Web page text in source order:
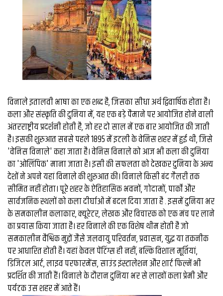
विनाले इतालवी भाषा का एक शब्द है, जिसका सीधा अर्थ द्विवार्षिक होता है।
कला और संस्कृति की दुनिया में, यह एक बड़े पैमाने पर आयोजित होने वाली
अंतरराष्ट्रीय प्रदर्शनी होती है, जो हर दो साल में एक बार आयोजित की जाती
है। इसकी शुरुआत सबसे पहले 1895 में इटली के वेनिस शहर में हुई थी, जिसे
'वेनिस विनाले' कहा जाता है। वेनिस विनाले को आज भी कला की दुनिया
का 'ओलिंपिक' माना जाता है। इसी की सफलता को देखकर दुनिया के अन्य
देशों ने अपने यहां विनाले की शुरुआत की। विनाले किसी बंद गैलरी तक
सीमित नहीं होता। पूरे शहर के ऐतिहासिक भवनों, गोदामों, पार्कों और
सार्वजनिक स्थलों को कला दीर्घाओं में बदल दिया जाता है . इसमें दुनिया भर
के समकालीन कलाकार, क्यूरेटर, लेखक और विचारक को एक मंच पर लाने
का प्रयास किया जाता है। हर विनाले की एक विशेष थीम होती है जो
समकालीन वैश्विक मुद्दों जैसे जलवायु परिवर्तन, प्रवासन, युद्ध या तकनीक
पर आधारित होती है। यहां केवल पेंटिंग्स ही नहीं, बल्कि विशाल मूर्तियां,
डिजिटल आर्ट, लाइव परफारमेंस, साउंड इंस्टालेशन और शार्ट फिल्में भी
प्रदर्शित की जाती हैं। विनाले के दौरान दुनिया भर से लाखों कला प्रेमी और
पर्यटक उस शहर में आते हैं।